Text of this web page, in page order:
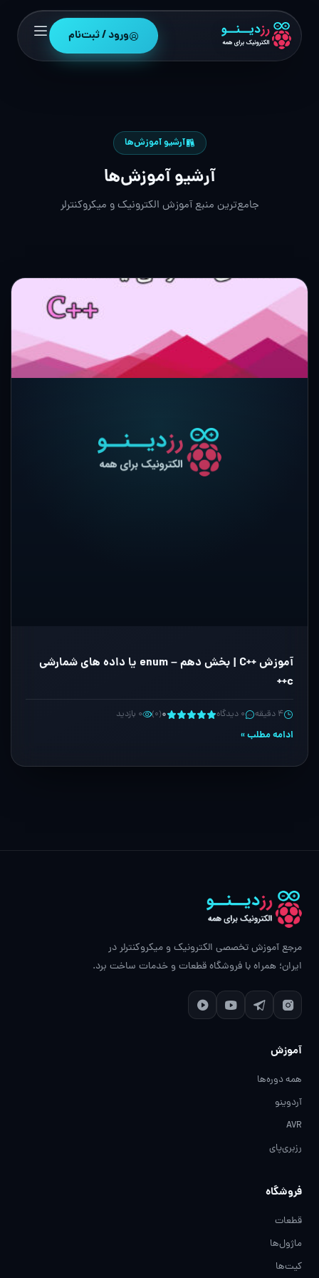
ورود / ثبت‌نام
آرشیو آموزش‌ها
آرشیو آموزش‌ها
جامع‌ترین منبع آموزش الکترونیک و میکروکنترلر
آموزش ++C | بخش دهم – enum یا داده های شمارشی
c++
۴ دقیقه ۰ دیدگاه ۰(۰) ۰ بازدید
ادامه مطلب »
مرجع آموزش تخصصی الکترونیک و میکروکنترلر در
ایران؛ همراه با فروشگاه قطعات و خدمات ساخت برد.
آموزش
همه دوره‌ها
آردوینو
AVR
رزبری‌پای
فروشگاه
قطعات
ماژول‌ها
کیت‌ها